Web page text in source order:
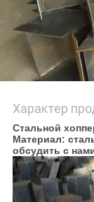
Характер
Стальной
Материал:
обсудить с